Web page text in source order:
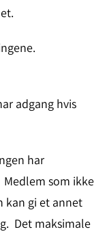
adgang hvis
har
som ikke
gi et annet
Det maksimale